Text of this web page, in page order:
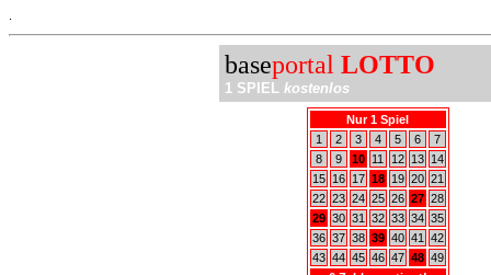
baseportal LOTTO
1 SPIEL kostenlos
Nur 1 Spiel
1
2 3 4 5 6
7
8
9 10 11 12 13
14
15
16 17 18 19 20 21
22 23 24 25 26 27 28
29 30 31 32 33 34 35
36 37 38 39 40 41
42
43 44 45 46 47 48 49